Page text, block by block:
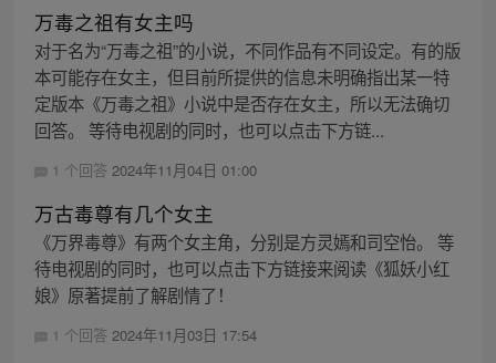
万毒之祖有女主吗
对于名为“万毒之祖”的小说，不同作品有不同设定。有的版
本可能存在女主，但目前所提供的信息未明确指出某一特
定版本《万毒之祖》小说中是否存在女主，所以无法确切
回答。 等待电视剧的同时，也可以点击下方链...
1 个回答 2024年11月04日 01:00
万古毒尊有几个女主
《万界毒尊》有两个女主角，分别是方灵嫣和司空怡。 等
待电视剧的同时，也可以点击下方链接来阅读《狐妖小红
娘》原著提前了解剧情了！
1 个回答 2024年11月03日 17:54